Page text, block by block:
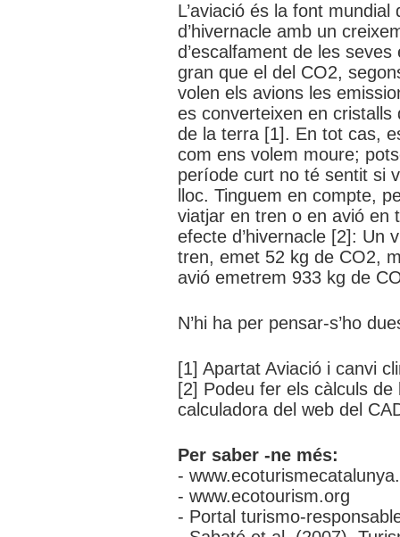
L’aviació és la font
d’hivernacle amb un
d’escalfament de les
gran que el del CO2,
volen els avions les
es converteixen en
de la terra [1]. En tot cas,
com ens volem moure;
període curt no té sentit si
lloc. Tinguem en compte,
viatjar en tren o en avió en
efecte d’hivernacle [2]: Un
tren, emet 52 kg de CO2,
avió emetrem 933 kg de
N’hi ha per pensar-s’ho
[1] Apartat Aviació i canvi
[2] Podeu fer els càlculs
calculadora del web del
Per saber -ne més:
-
- www.ecotourism.org
- Portal turismo-